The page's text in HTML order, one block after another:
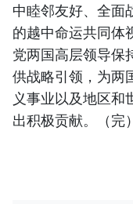
中睦邻友好、全面
的越中命运共同体
党两国高层领导保
供战略引领，为两
义事业以及地区和
出积极贡献。（完）